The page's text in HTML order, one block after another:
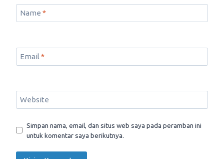
Name *
Email *
Website
Simpan nama, email, dan situs web saya pada peramban ini
untuk komentar saya berikutnya.